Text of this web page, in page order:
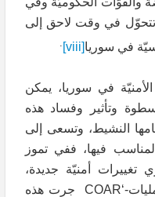
في وقت لاحق إلى
في سوريا[viii]
في سوريا، يمكن
وتأثير وفساد هذه
النشيط، وتسعى إلى
فيها، ففي تموز
تغييرات أمنيّة جديدة،
وبحسب ’مركز تحليل وبحوث العمليات-‘COAR جرت هذه